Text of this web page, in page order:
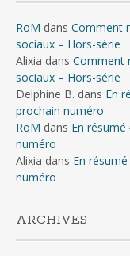
RoM dans Comment
sociaux – Hors-série
Alixia dans Comment
sociaux – Hors-série
Delphine B. dans En
prochain numéro
RoM dans En
numéro
Alixia dans En
numéro
ARCHIVES